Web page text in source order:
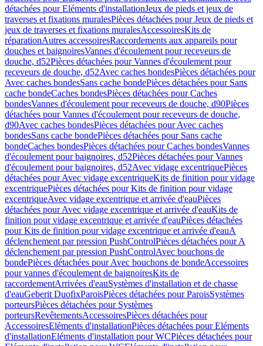
détachées pour Eléments d'installationJeux de pieds et jeux de
traverses et fixations muralesPièces détachées pour Jeux de pieds et
jeux de traverses et fixations muralesAccessoiresKits de
réparationAutres accessoiresRaccordements aux appareils pour
douches et baignoiresVannes d'écoulement pour receveurs de
douche, d52Pièces détachées pour Vannes d'écoulement pour
receveurs de douche, d52Avec caches bondesPièces détachées pour
Avec caches bondesSans cache bondePièces détachées pour Sans
cache bondeCaches bondesPièces détachées pour Caches
bondesVannes d'écoulement pour receveurs de douche, d90Pièces
détachées pour Vannes d'écoulement pour receveurs de douche,
d90Avec caches bondesPièces détachées pour Avec caches
bondesSans cache bondePièces détachées pour Sans cache
bondeCaches bondesPièces détachées pour Caches bondesVannes
d'écoulement pour baignoires, d52Pièces détachées pour Vannes
d'écoulement pour baignoires, d52Avec vidage excentriquePièces
détachées pour Avec vidage excentriqueKits de finition pour vidage
excentriquePièces détachées pour Kits de finition pour vidage
excentriqueAvec vidage excentrique et arrivée d'eauPièces
détachées pour Avec vidage excentrique et arrivée d'eauKits de
finition pour vidage excentrique et arrivée d'eauPièces détachées
pour Kits de finition pour vidage excentrique et arrivée d'eauA
déclenchement par pression PushControlPièces détachées pour A
déclenchement par pression PushControlAvec bouchons de
bondePièces détachées pour Avec bouchons de bondeAccessoires
pour vannes d'écoulement de baignoiresKits de
raccordementArrivées d'eauSystèmes d'installation et de chasse
d'eauGeberit DuofixParoisPièces détachées pour ParoisSystèmes
porteursPièces détachées pour Systèmes
porteursRevêtementsAccessoiresPièces détachées pour
AccessoiresEléments d'installationPièces détachées pour Eléments
d'installationEléments d'installation pour WCPièces détachées pour